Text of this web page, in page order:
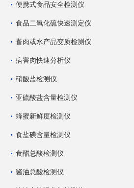
便携式食品安全检测仪
食品二氧化硫快速测定仪
畜肉或水产品变质检测仪
病害肉快速分析仪
硝酸盐检测仪
亚硫酸盐含量检测仪
蜂蜜新鲜度检测仪
食盐碘含量检测仪
食醋总酸检测仪
酱油总酸检测仪